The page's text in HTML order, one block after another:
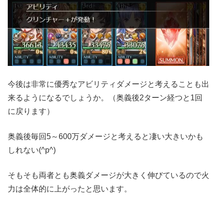
今後は非常に優秀なアビリティダメージと考えることも出
来るようになるでしょうか。（奥義後2ターン経つと1回
に戻ります）
奥義後毎回5～600万ダメージと考えると凄い大きいかも
しれない(^p^)
そもそも両者とも奥義ダメージが大きく伸びているので火
力は全体的に上がったと思います。